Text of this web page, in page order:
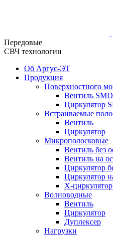
Передовые
СВЧ технологии
Об Аргус-ЭТ
Продукция
Поверхностного
Вентиль SMD
Циркулятор
Встраиваемые
Вентиль
Циркулятор
Микрополосковые
Вентиль без
Вентиль на
Циркулятор
Циркулятор
Х-
Волноводные
Вентиль
Циркулятор
Дуплексер
Нагрузки